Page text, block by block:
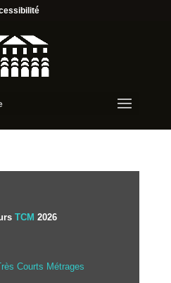
TCM 2026
Courts Métrages